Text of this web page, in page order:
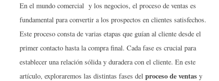
En el mundo comercial y los negocios, el proceso de ventas es
fundamental para convertir a los prospectos en clientes satisfechos.
Este proceso consta de varias etapas que guían al cliente desde el
primer contacto hasta la compra final. Cada fase es crucial para
establecer una relación sólida y duradera con el cliente. En este
artículo, exploraremos las distintas fases del proceso de ventas y